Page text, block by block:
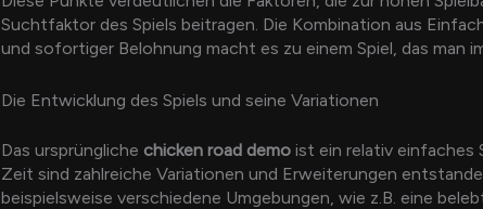
Suchtfaktor des Spiels beitragen. Die Kombination aus
und sofortiger Belohnung macht es zu einem Spiel, das man
Die Entwicklung des Spiels und seine Variationen
Das ursprüngliche chicken road demo ist ein relativ einfaches
Zeit sind zahlreiche Variationen und Erweiterungen
beispielsweise verschiedene Umgebungen, wie z.B. eine